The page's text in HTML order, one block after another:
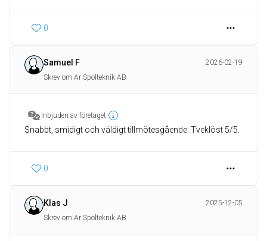
0
Samuel F
2026-02-19
Skrev om Ar Spolteknik AB
Inbjuden av företaget
Snabbt, smidigt och väldigt tillmötesgående. Tveklöst 5/5.
0
Klas J
2025-12-05
Skrev om Ar Spolteknik AB